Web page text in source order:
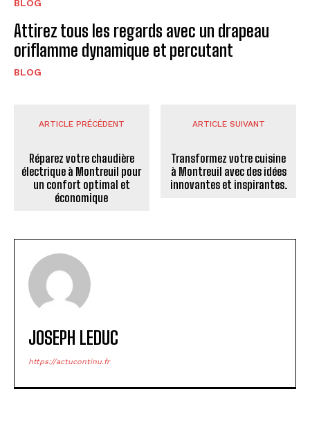
BLOG
Attirez tous les regards avec un drapeau
oriflamme dynamique et percutant
BLOG
ARTICLE PRÉCÉDENT
Réparez votre chaudière
électrique à Montreuil pour
un confort optimal et
économique
ARTICLE SUIVANT
Transformez votre cuisine
à Montreuil avec des idées
innovantes et inspirantes.
JOSEPH LEDUC
https://actucontinu.fr